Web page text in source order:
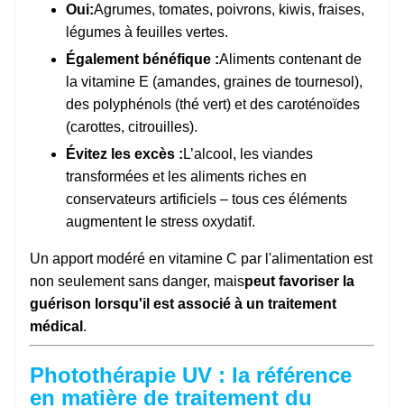
Oui:Agrumes, tomates, poivrons, kiwis, fraises,
légumes à feuilles vertes.
Également bénéfique :Aliments contenant de
la vitamine E (amandes, graines de tournesol),
des polyphénols (thé vert) et des caroténoïdes
(carottes, citrouilles).
Évitez les excès : L’alcool, les viandes
transformées et les aliments riches en
conservateurs artificiels – tous ces éléments
augmentent le stress oxydatif.
Un apport modéré en vitamine C par l'alimentation est
non seulement sans danger, maispeut favoriser la
guérison lorsqu'il est associé à un traitement
médical .
Photothérapie UV : la référence
en matière de traitement du